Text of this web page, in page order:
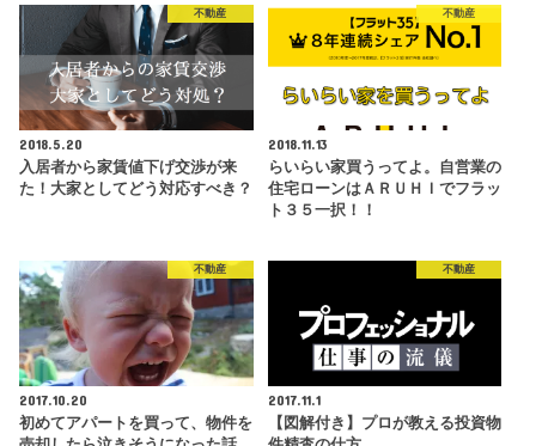
不動産
2018.5.20
入居者から家賃値下げ交渉が来
た！大家としてどう対応すべき？
不動産
2018.11.13
らいらい家買うってよ。自営業の
住宅ローンはＡＲＵＨＩでフラッ
ト３５一択！！
不動産
2017.10.20
初めてアパートを買って、物件を
不動産
2017.11.1
【図解付き】プロが教える投資物